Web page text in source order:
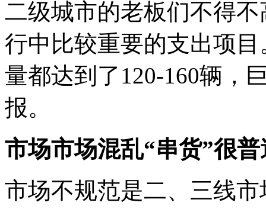
二级城市的老板们不得
行中比较重要的支出项
量都达到了120-160辆，
报。
市场市场混乱“串货”很普
市场不规范是二、三线